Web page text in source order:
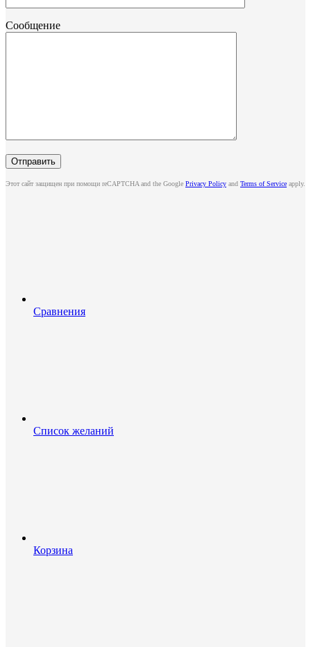
Сообщение
Этот сайт защищен при помощи reCAPTCHA and the Google Privacy Policy and Terms of Service apply.
Сравнения
Список желаний
Корзина